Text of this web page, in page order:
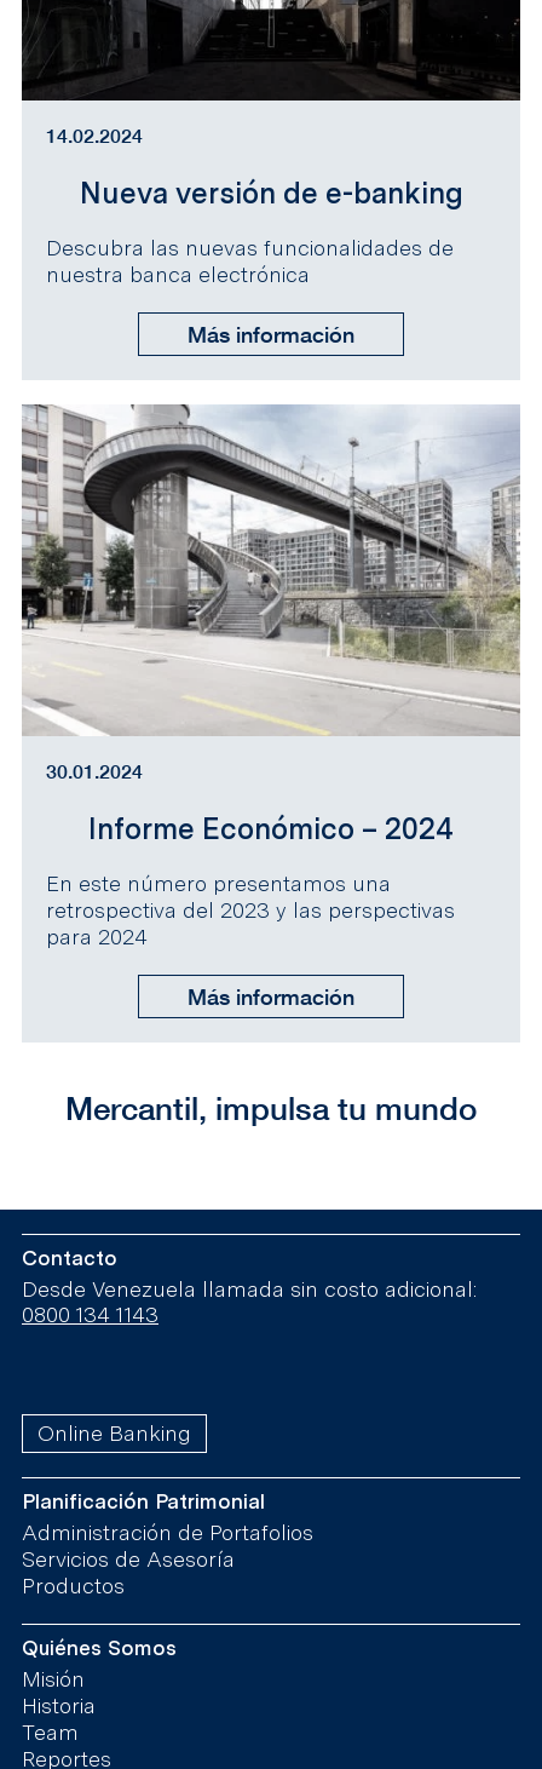
14.02.2024
Nueva versión de e-banking
Descubra las nuevas funcionalidades de
nuestra banca electrónica
Más información
30.01.2024
Informe Económico – 2024
En este número presentamos una
retrospectiva del 2023 y las perspectivas
para 2024
Más información
Mercantil, impulsa tu mundo
Contacto
Desde Venezuela llamada sin costo adicional:
0800 134 1143
Online Banking
Planificación Patrimonial
Administración de Portafolios
Servicios de Asesoría
Productos
Quiénes Somos
Misión
Historia
Team
Reportes